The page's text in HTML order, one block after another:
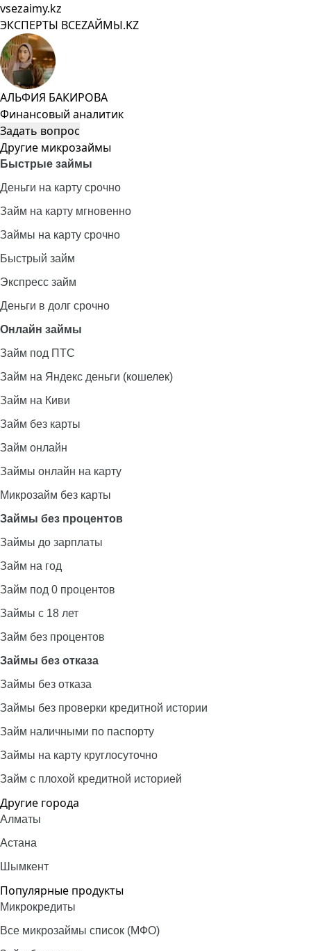
vsezaimy.kz
ЭКСПЕРТЫ ВСЕZAЙМЫ.KZ
АЛЬФИЯ БАКИРОВА
Финансовый аналитик
Задать вопрос
Другие микрозаймы
Быстрые займы
Деньги на карту срочно
Займ на карту мгновенно
Займы на карту срочно
Быстрый займ
Экспресс займ
Деньги в долг срочно
Онлайн займы
Займ под ПТС
Займ на Яндекс деньги (кошелек)
Займ на Киви
Займ без карты
Займ онлайн
Займы онлайн на карту
Микрозайм без карты
Займы без процентов
Займы до зарплаты
Займ на год
Займ под 0 процентов
Займы с 18 лет
Займ без процентов
Займы без отказа
Займы без отказа
Займы без проверки кредитной истории
Займ наличными по паспорту
Займы на карту круглосуточно
Займ с плохой кредитной историей
Другие города
Алматы
Астана
Шымкент
Популярные продукты
Микрокредиты
Все микрозаймы список (МФО)